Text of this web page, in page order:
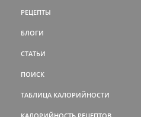
РЕЦЕПТЫ
БЛОГИ
СТАТЬИ
ПОИСК
ТАБЛИЦА КАЛОРИЙНОСТИ